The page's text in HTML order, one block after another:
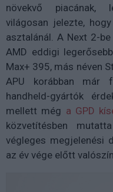
növekvő piacának,
világosan jelezte,
asztalánál. A Next 2-
AMD eddigi
Max+ 395, más néven
APU korábban már
handheld-gyártók
mellett még a GPD
közvetítésben
végleges megjelenési
az év vége előtt